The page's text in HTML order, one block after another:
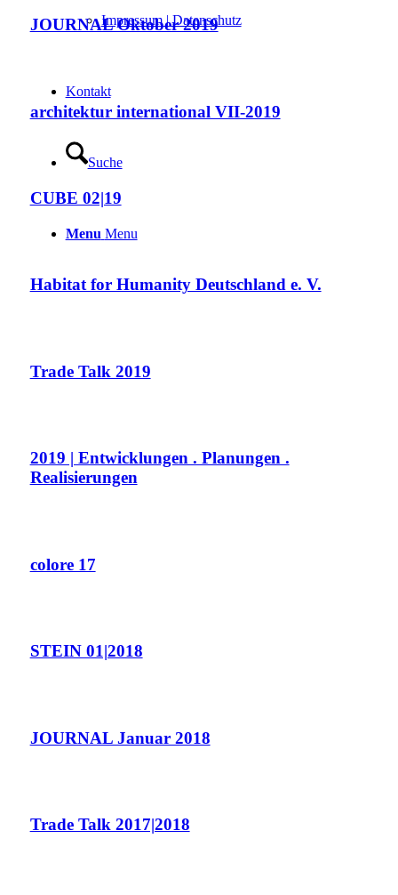
Impressum | Datenschutz
Kontakt
Suche
Menu Menu
JOURNAL Oktober 2019
architektur international VII-2019
CUBE 02|19
Habitat for Humanity Deutschland e. V.
Trade Talk 2019
2019 | Entwicklungen . Planungen .
Realisierungen
colore 17
STEIN 01|2018
JOURNAL Januar 2018
Trade Talk 2017|2018